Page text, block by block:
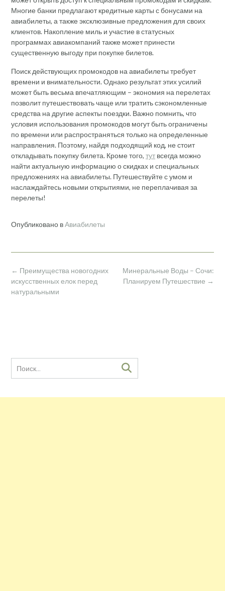
Многие банки предлагают кредитные карты с бонусами на
авиабилеты, а также эксклюзивные предложения для своих
клиентов. Накопление миль и участие в статусных
программах авиакомпаний также может принести
существенную выгоду при покупке билетов.
Поиск действующих промокодов на авиабилеты требует
времени и внимательности. Однако результат этих усилий
может быть весьма впечатляющим – экономия на перелетах
позволит путешествовать чаще или тратить сэкономленные
средства на другие аспекты поездки. Важно помнить, что
условия использования промокодов могут быть ограничены
по времени или распространяться только на определенные
направления. Поэтому, найдя подходящий код, не стоит
откладывать покупку билета. Кроме того, тут всегда можно
найти актуальную информацию о скидках и специальных
предложениях на авиабилеты. Путешествуйте с умом и
наслаждайтесь новыми открытиями, не переплачивая за
перелеты!
Опубликовано вАвиабилеты
Навигация
по
записям
Минеральные Воды – Сочи:
Планируем Путешествие →
← Преимущества новогодних
искусственных елок перед
натуральными